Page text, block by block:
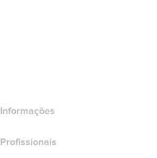
Informações
Profissionais